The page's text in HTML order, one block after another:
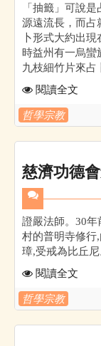
「抽籤」可說
源遠流長，而占
卜形式大約出
時益州有一烏
九枝細竹片來占
閱讀全文
哲學宗教
慈濟功德
證嚴法師。30年
村的普明寺修行
璋,受戒為比丘尼
閱讀全文
哲學宗教